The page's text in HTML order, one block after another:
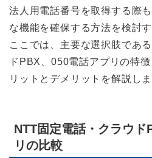
法人用電話番号を取得する際
な機能を確保する方法を検討
ここでは、主要な選択肢であ
ドPBX、050電話アプリの特
リットとデメリットを解説しま
NTT固定電話・クラウド
リの比較